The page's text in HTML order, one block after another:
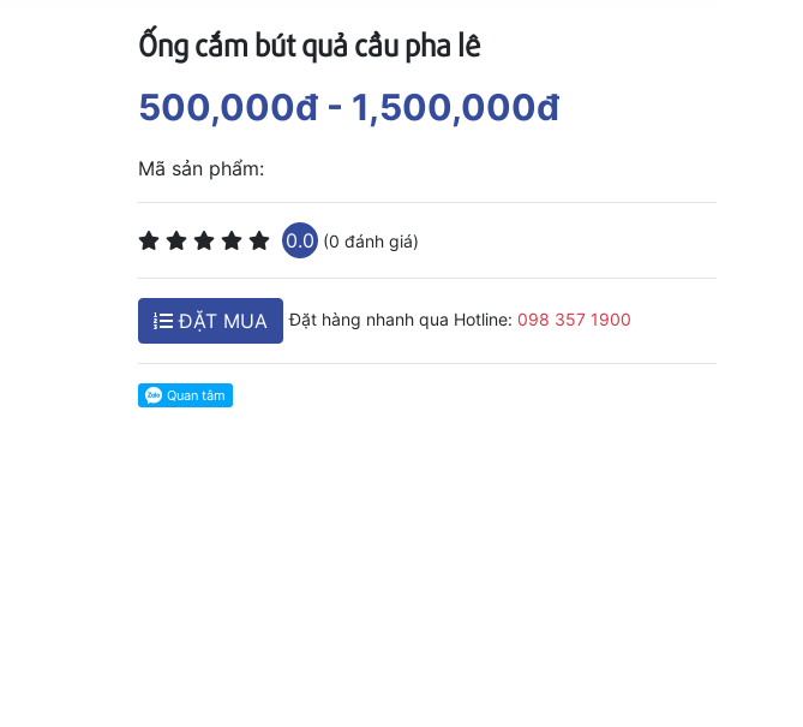
Ống cắm bút quả cầu pha lê
500,000đ - 1,500,000đ
Mã sản phẩm:
0.0 (0 đánh giá)
ĐẶT MUA Đặt hàng nhanh qua Hotline: 098 357 1900